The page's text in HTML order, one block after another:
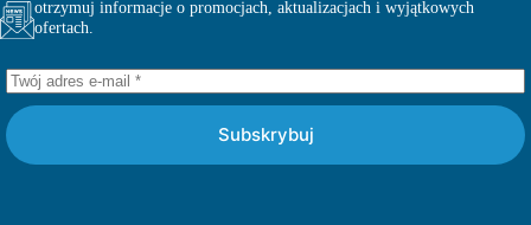
otrzymuj informacje o promocjach, aktualizacjach i wyjątkowych
ofertach.
Subskrybuj